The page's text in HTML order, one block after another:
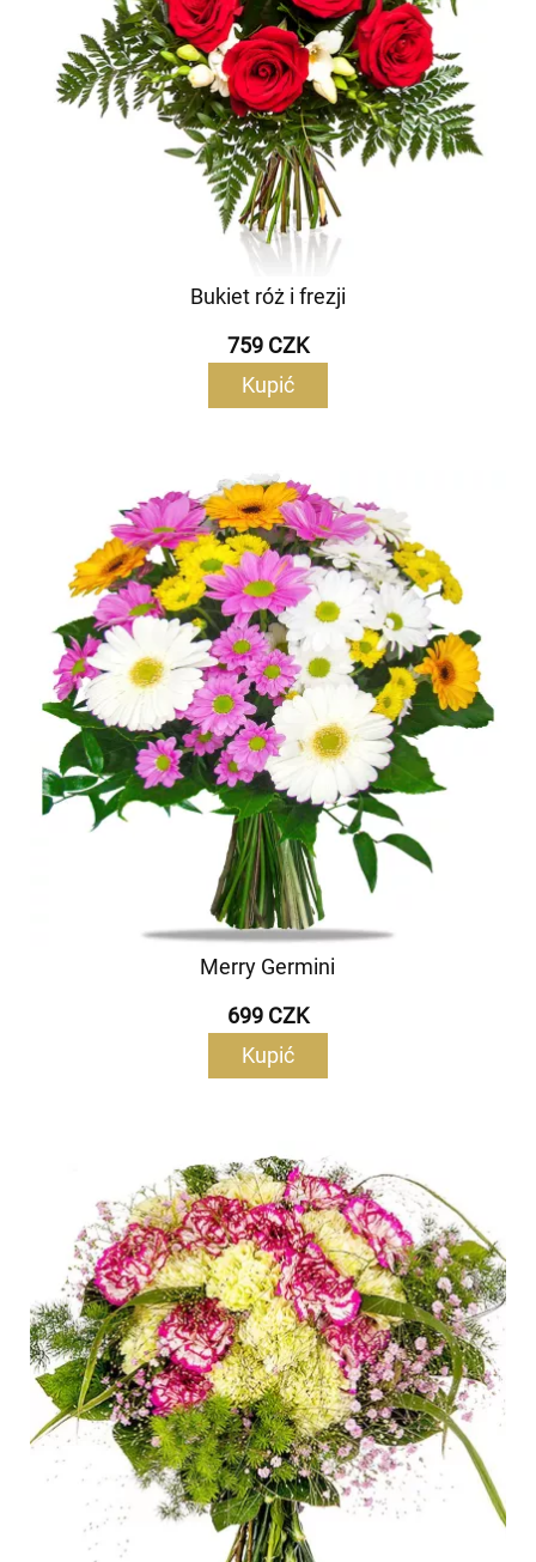
Bukiet róż i frezji
759 CZK
Kupić
Merry Germini
699 CZK
Kupić